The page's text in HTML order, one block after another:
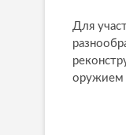
Для
оружием